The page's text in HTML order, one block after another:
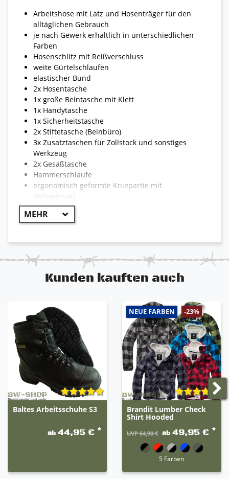
Arbeitshose mit Latz und Hosenträger für den
alltäglichen Gebrauch
je nach Gewerk erhältlich in unterschiedlichen
Farben
Hosenschlitz mit Reißverschluss
weite Gürtelschlaufen
elastischer Bund
2x Hosentasche
1x große Beintasche mit Klett
1x Handytasche
1x Sicherheitstasche
2x Stiftetasche (Beinbüro)
3x Zusatztaschen für Zollstock und sonstiges
Werkzeug
2x Gesäßtasche
Hammerschlaufe
ergonomisch geformte Kniepartie mit
Dehneinsatz
Kniepolstertaschen mit Klett
sichtbares Engelbert Strauss Logo
!! WICHTIG !!
Bekleidung teilweise von dem hier beschriebenen
Abweichen. Die Modelle können unterschiedlich sein
und somit auch unterschiedliche Eigenschaften der
jeweiligen Artikel. Die erste Farbe ist der Hauptteil
der Hose. Beispiel: grau-schwarz 80% grau / 20%
schwarz.
Kunden kauften auch
Baltes Arbeitsschuhe S3
ab44,95 € *
NEUE FARBEN -23%
Brandit Lumber Check
Shirt Hooded
UVP 64,90 € ab 49,95 € *
5 Farben